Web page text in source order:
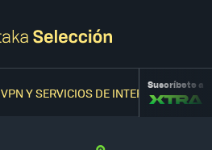
VPN Y SERVICIOS DE INTERNETSuscríbete a